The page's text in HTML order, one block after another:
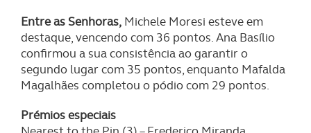
Entre as Senhoras, Michele Moresi esteve em
destaque, vencendo com 36 pontos. Ana Basílio
confirmou a sua consistência ao garantir o
segundo lugar com 35 pontos, enquanto Mafalda
Magalhães completou o pódio com 29 pontos.
Prémios especiais